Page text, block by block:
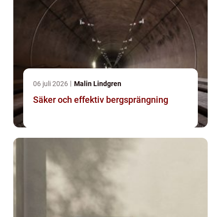
06 juli 2026 Malin Lindgren
Säker och effektiv bergsprängning